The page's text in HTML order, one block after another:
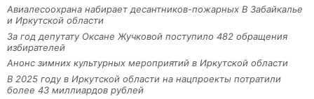
Авиалесоохрана набирает десантников-пожарных В Забайкалье
и Иркутской области
За год депутату Оксане Жучковой поступило 482 обращения
избирателей
Анонс зимних культурных мероприятий в Иркутской области
В 2025 году в Иркутской области на нацпроекты потратили
более 43 миллиардов рублей